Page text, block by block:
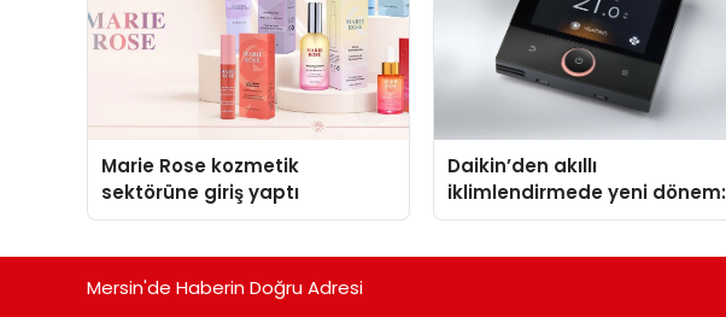
Marie Rose kozmetik
sektörüne giriş yaptı
Daikin’den akıllı
iklimlendirmede yeni dönem:
Madoka Plus Türkiye’de
Mersin'de Haberin Doğru Adresi